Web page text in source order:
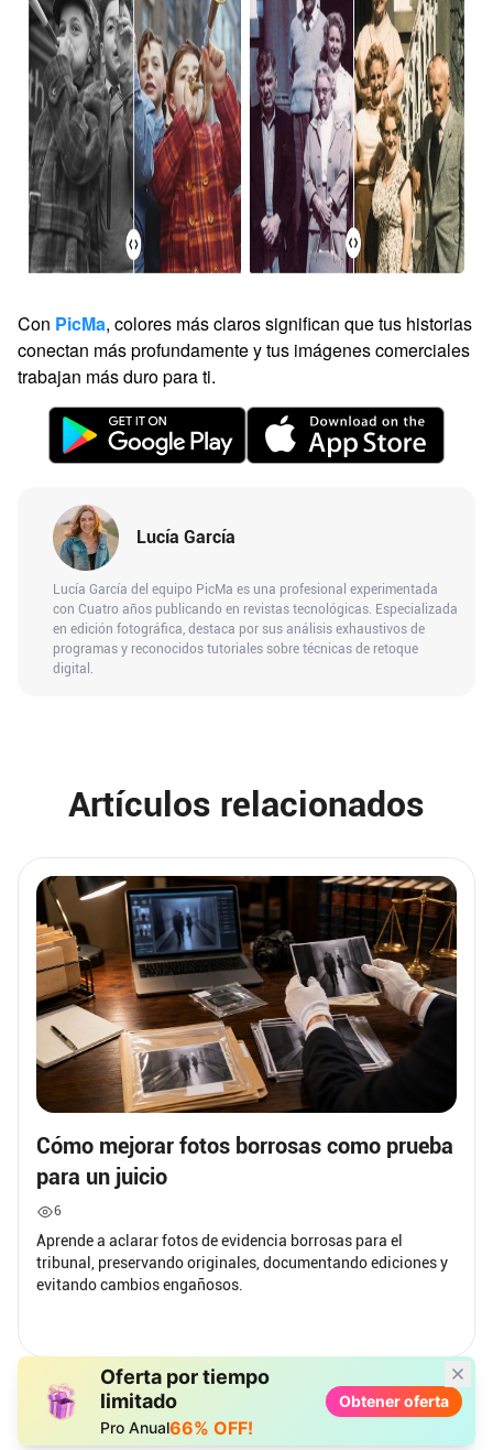
Con PicMa, colores más claros significan que tus historias
conectan más profundamente y tus imágenes comerciales
trabajan más duro para ti.
Lucía García
Lucía García del equipo PicMa es una profesional experimentada
con Cuatro años publicando en revistas tecnológicas. Especializada
en edición fotográfica, destaca por sus análisis exhaustivos de
programas y reconocidos tutoriales sobre técnicas de retoque
digital.
Artículos relacionados
Cómo mejorar fotos borrosas como prueba
para un juicio
6
Aprende a aclarar fotos de evidencia borrosas para el
tribunal, preservando originales, documentando ediciones y
evitando cambios engañosos.
Oferta por tiempo
limitado
Pro Anual66% OFF!
Obtener oferta